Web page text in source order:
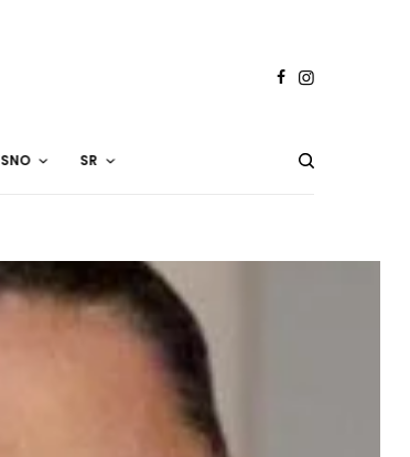
SR